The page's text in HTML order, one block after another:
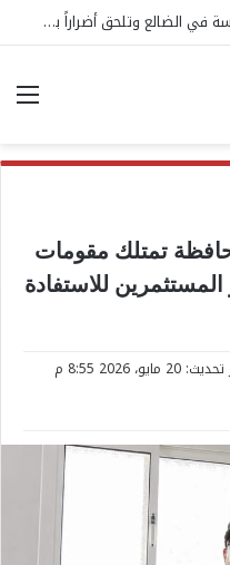
تمتلك مقومات
للاستفادة
20 مايو، 2026 8:55 م